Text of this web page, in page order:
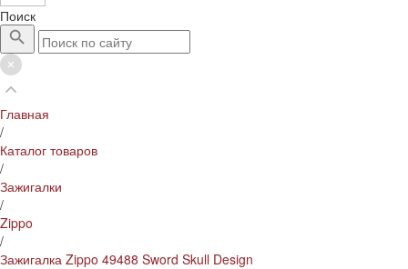
Поиск
Главная
/
Каталог товаров
/
Зажигалки
/
Zippo
/
Зажигалка Zippo 49488 Sword Skull Design